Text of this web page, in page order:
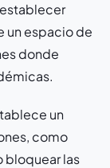
un espacio de
donde
un
como
bloquear las